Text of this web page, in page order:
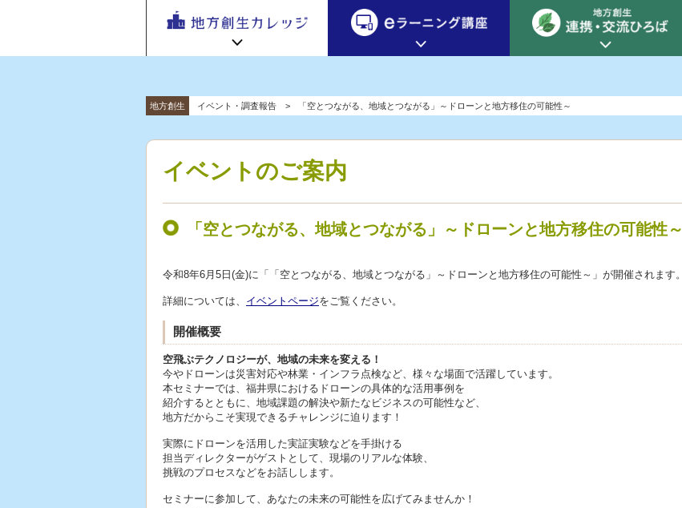
地方創生カレッジ
地方創生カレッジ HOME
地方創生カレッジ活用の流れ
eラーニング講座
eラーニング講座 HOME
初めての方へ
連携・交流ひろば HOME
全国で活躍する地方創生専門人材
地方創生
交流ひろ
ば」 | 地方
創生のノ
ウハウ共
有掲示板
イベント・調査報告 「空とつながる、地域とつながる」～ドローンと地方移住の可能性～
イベントのご案内
「空とつながる、地域とつながる」～ドローンと地方移住の可能性～
令和8年6月5日(金)に「「空とつながる、地域とつながる」～ドローンと地方移住の可能性～」が開催されます。
詳細については、 イベントページをご覧ください。
開催概要
空飛ぶテクノロジーが、地域の未来を変える！
今やドローンは災害対応や林業・インフラ点検など、様々な場面で活躍しています。
本セミナーでは、福井県におけるドローンの具体的な活用事例を
紹介するとともに、地域課題の解決や新たなビジネスの可能性など、
地方だからこそ実現できるチャレンジに迫ります！
実際にドローンを活用した実証実験などを手掛ける
担当ディレクターがゲストとして、現場のリアルな体験、
挑戦のプロセスなどをお話しします。
セミナーに参加して、あなたの未来の可能性を広げてみませんか！